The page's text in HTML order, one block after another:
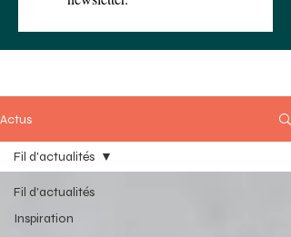
Actus
Fil d'actualités
Inspiration
Fil d'actualités